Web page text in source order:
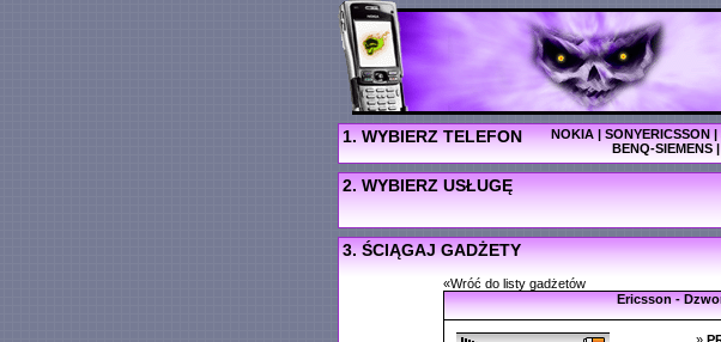
1. WYBIERZ TELEFON NOKIA|SONYERICSSON|
BENQ-SIEMENS
2. WYBIERZ USŁUGĘ
3. ŚCIĄGAJ GADŻETY
«Wróć do listy gadżetów
Ericsson -